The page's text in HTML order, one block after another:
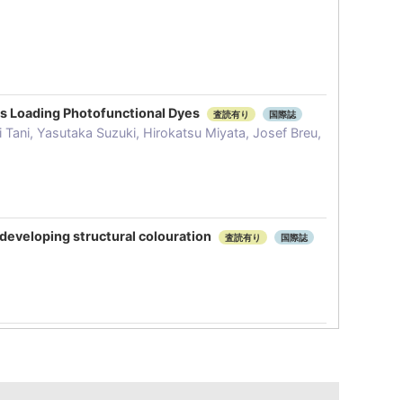
Loading Photofunctional Dyes 査読有り 国際誌
Yasutaka Suzuki, Hirokatsu Miyata, Josef Breu,
structural colouration 査読有り 国際誌